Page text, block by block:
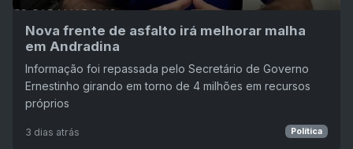
Nova frente de asfalto irá melhorar malha
em Andradina
Informação foi repassada pelo Secretário de Governo
Ernestinho girando em torno de 4 milhões em recursos
próprios
3 dias atrás Política